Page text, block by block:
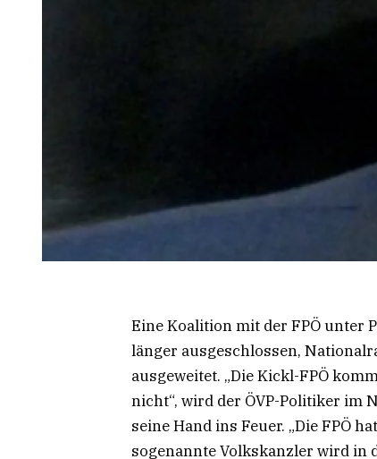
Eine Koalition mit der FPÖ unter
länger ausgeschlossen,
ausgeweitet. „Die Kickl-FPÖ
nicht“, wird der ÖVP-Politiker im
seine Hand ins Feuer. „Die FPÖ
sogenannte Volkskanzler wird in